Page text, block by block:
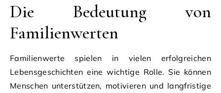
Die Bedeutung von
Familienwerten
Familienwerte spielen in vielen erfolgreichen
Lebensgeschichten eine wichtige Rolle. Sie können
Menschen unterstützen, motivieren und langfristige